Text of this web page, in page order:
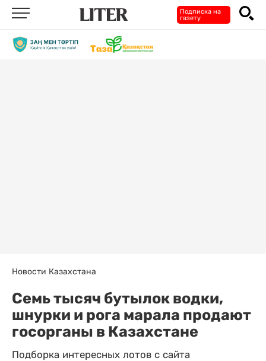
Подписка на
газету
Новости Казахстана
Семь тысяч бутылок водки,
шнурки и рога марала продают
госорганы в Казахстане
Подборка интересных лотов с сайта